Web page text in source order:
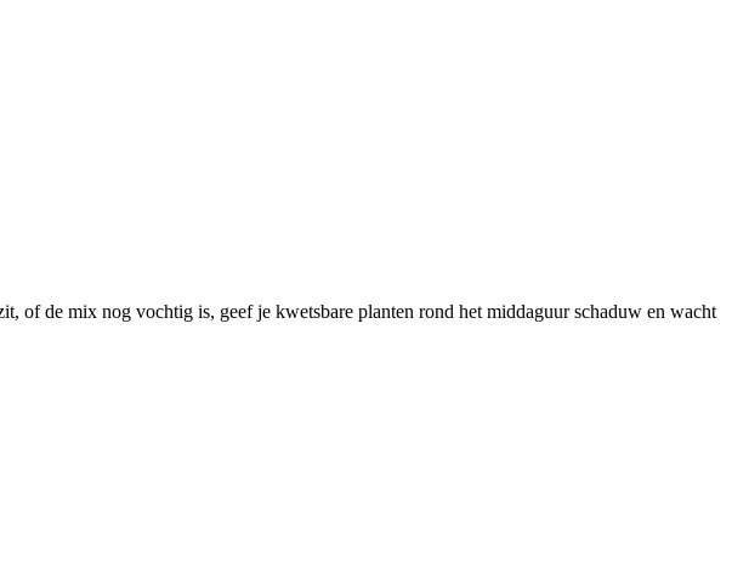
of de mix nog vochtig is, geef je kwetsbare planten rond het middaguur schaduw en wacht